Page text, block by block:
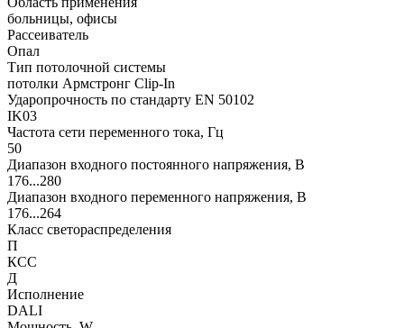
больницы, офисы
Рассеиватель
Опал
Тип потолочной системы
потолки Армстронг Clip-In
Ударопрочность по стандарту EN 50102
IK03
Частота сети переменного тока, Гц
50
Диапазон входного постоянного напряжения, В
176...280
Диапазон входного переменного напряжения, В
176...264
Класс светораспределения
П
КСС
Д
Исполнение
DALI